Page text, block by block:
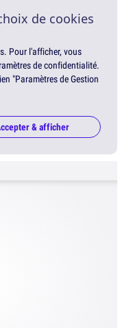
de cookies
Pour l'afficher, vous
de confidentialité.
"Paramètres de Gestion
& afficher